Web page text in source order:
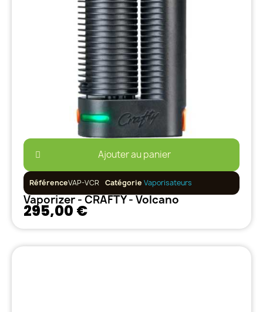
Ajouter au panier
RéférenceVAP-VCR Catégorie Vaporisateurs
Vaporizer - CRAFTY - Volcano
295,00 €